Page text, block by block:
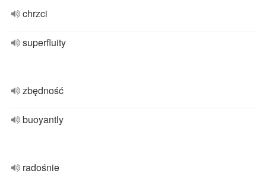
chrzci
superfluity
zbędność
buoyantly
radośnie